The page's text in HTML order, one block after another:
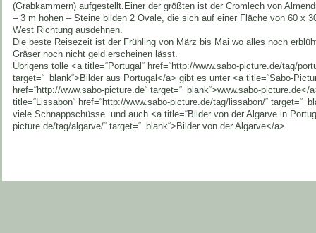
(Grabkammern) aufgestellt.Einer der größten ist der Cromlech von
– 3 m hohen – Steine bilden 2 Ovale, die sich auf einer Fläche von 60 x
West Richtung ausdehnen.
Die beste Reisezeit ist der Frühling von März bis Mai wo alles noch
Gräser noch nicht geld erscheinen lässt.
Übrigens tolle <a title=“Portugal“ href=“http://www.sabo-picture.de/tag/
target=“_blank“>Bilder aus Portugal</a> gibt es unter <a title=“Sabo-
href=“http://www.sabo-picture.de“ target=“_blank“>www.sabo-
title=“Lissabon“ href=“http://www.sabo-picture.de/tag/lissabon/“
viele Schnappschüsse und auch <a title=“Bilder von der Algarve in
picture.de/tag/algarve/“ target=“_blank“>Bilder von der Algarve</a>.